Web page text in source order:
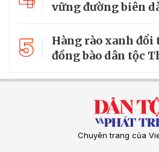
vững đường biên
5
Hàng rào xanh đổi
đồng bào dân tộc
Chuyên trang của